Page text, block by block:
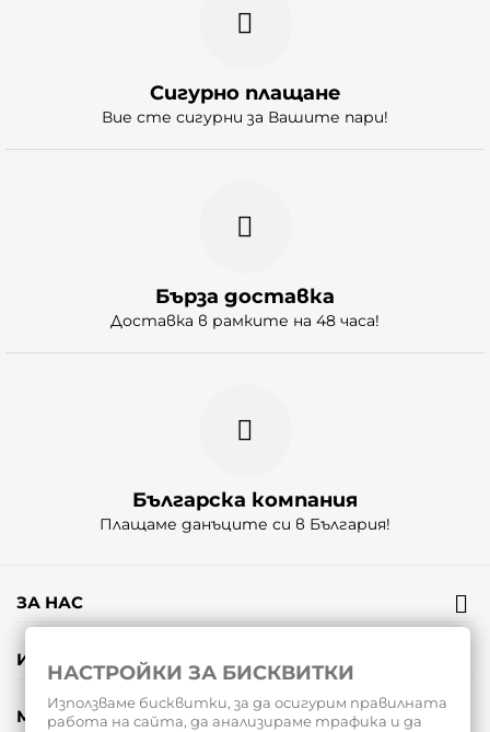
Сигурно плащане
Вие сте сигурни за Вашите пари!
Бърза доставка
Доставка в рамките на 48 часа!
Българска компания
Плащаме данъците си в България!
ЗА НАС
ИНФОРМАЦИЯ
МОЯТ ПРОФИЛ
НАСТРОЙКИ ЗА БИСКВИТКИ
Използваме бисквитки, за да осигурим правилната
работа на сайта, да анализираме трафика и да